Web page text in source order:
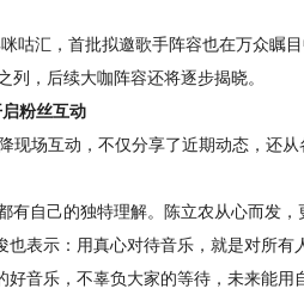
汇，首批拟邀歌手阵容也在万众瞩目
列，后续大咖阵容还将逐步揭晓。
粉丝互动
场互动，不仅分享了近期动态，还从
自己的独特理解。陈立农从心而发，
表示：用真心对待音乐，就是对所有
音乐，不辜负大家的等待，未来能用